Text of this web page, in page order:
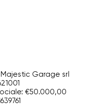
Garage srl
€50.000,00